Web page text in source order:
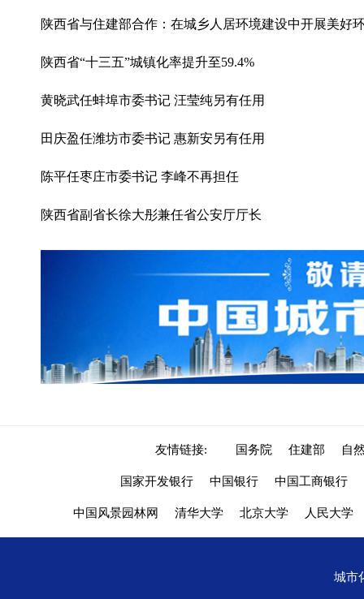
陕西省与住建部合作：在城乡人居环境建设中开展美好
陕西省“十三五”城镇化率提升至59.4%
黄晓武任蚌埠市委书记 汪莹纯另有任用
田庆盈任潍坊市委书记 惠新安另有任用
陈平任枣庄市委书记 李峰不再担任
陕西省副省长徐大彤兼任省公安厅厅长
友情链接: 国务院 住建部 自
国家开发银行 中国银行 中国工商银行
中国风景园林网 清华大学 北京大学 人民大学
城市